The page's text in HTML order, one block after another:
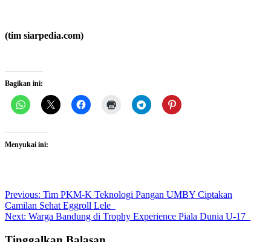
(tim siarpedia.com)
Bagikan ini:
Menyukai ini:
Post
navigation
Previous: Tim PKM-K Teknologi Pangan UMBY Ciptakan
Camilan Sehat Eggroll Lele
Next: Warga Bandung di Trophy Experience Piala Dunia U-17